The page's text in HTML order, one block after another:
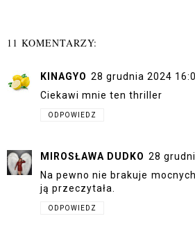
11 KOMENTARZY:
KINAGYO 28 grudnia 2024
Ciekawi mnie ten thriller
ODPOWIEDZ
MIROSŁAWA DUDKO 28
Na pewno nie brakuje
ją przeczytała.
ODPOWIEDZ